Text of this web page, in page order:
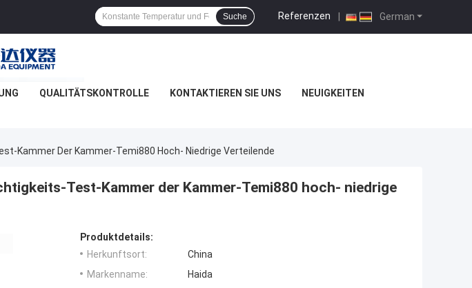
German
Referenzen |
Suche
QUALITÄTSKONTROLLE KONTAKTIEREN SIE UNS NEUIGKEITEN
Kammer Der Kammer-Temi880 Hoch- Niedrige Verteilende
Test-Kammer der Kammer-Temi880 hoch- niedrige
Produktdetails:
Herkunftsort:
China
Markenname:
Haida